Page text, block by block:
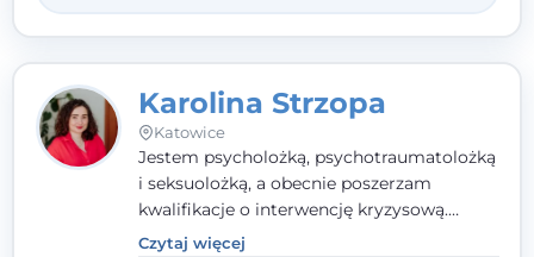
Karolina Strzopa
Katowice
Jestem psycholożką, psychotraumatolożką
i seksuolożką, a obecnie poszerzam
kwalifikacje o interwencję kryzysową.
Pracuję w nurcie terapii trzeciej fali, łącząc
Czytaj więcej